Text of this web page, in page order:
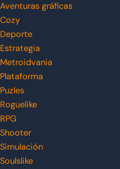
Aventuras gráficas
Cozy
Deporte
Estrategia
Metroidvania
Plataforma
Puzles
Roguelike
RPG
Shooter
Simulación
Soulslike